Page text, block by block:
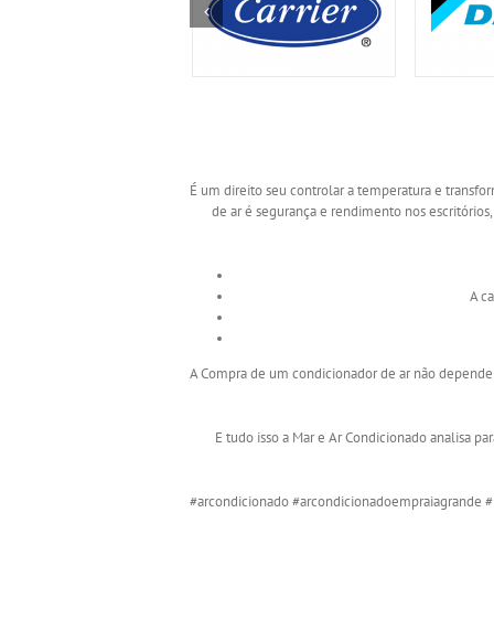
É um direito seu controlar a temperatura e
de ar é segurança e rendimento nos
A
A Compra de um condicionador de ar não
E tudo isso a Mar e Ar Condicionado analisa
#arcondicionado #arcondicionadoempraiagrande